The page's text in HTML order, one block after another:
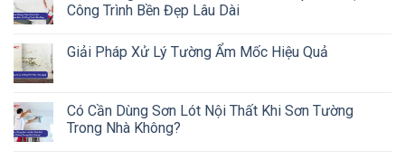
Công Trình Bền Đẹp Lâu Dài
Giải Pháp Xử Lý Tường Ẩm Mốc Hiệu Quả
Có Cần Dùng Sơn Lót Nội Thất Khi Sơn Tường
Trong Nhà Không?